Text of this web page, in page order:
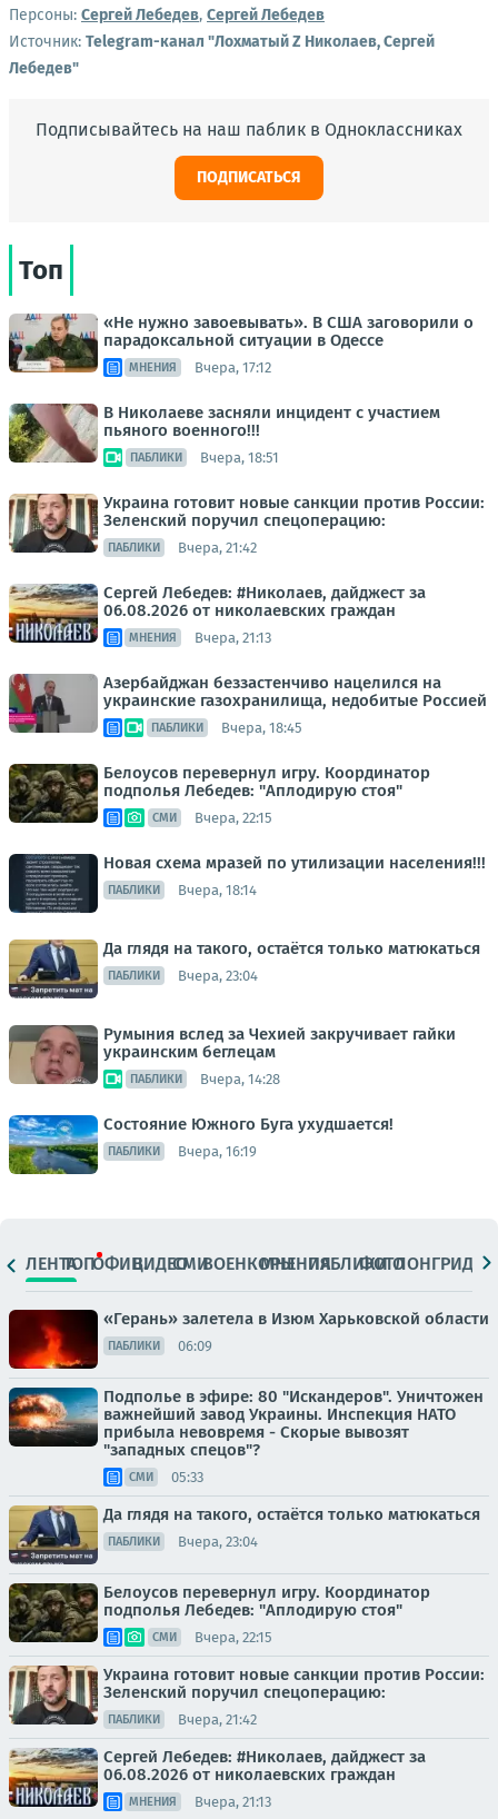
Персоны: Сергей Лебедев, Сергей Лебедев
Источник: Telegram-канал "Лохматый Z Николаев, Сергей
Лебедев"
Подписывайтесь на наш паблик в Одноклассниках
ПОДПИСАТЬСЯ
Топ
«Не нужно завоевывать». В США заговорили о
парадоксальной ситуации в Одессе
МНЕНИЯ Вчера, 17:12
В Николаеве засняли инцидент с участием
пьяного военного!!!
ПАБЛИКИ Вчера, 18:51
Украина готовит новые санкции против России:
Зеленский поручил спецоперацию:
ПАБЛИКИ Вчера, 21:42
Сергей Лебедев: #Николаев, дайджест за
06.08.2026 от николаевских граждан
МНЕНИЯ Вчера, 21:13
Азербайджан беззастенчиво нацелился на
украинские газохранилища, недобитые Россией
ПАБЛИКИ Вчера, 18:45
Белоусов перевернул игру. Координатор
подполья Лебедев: "Аплодирую стоя"
СМИ Вчера, 22:15
Новая схема мразей по утилизации населения!!!
ПАБЛИКИ Вчера, 18:14
Да глядя на такого, остаётся только матюкаться
ПАБЛИКИ Вчера, 23:04
Румыния вслед за Чехией закручивает гайки
украинским беглецам
ПАБЛИКИ Вчера, 14:28
Состояние Южного Буга ухудшается!
ПАБЛИКИ Вчера, 16:19
ЛЕНТАТОПОФИЦ.ВИДЕОСМИВОЕНКОРЫМНЕНИЯПАБЛИКИ
ФОТОЛОНГРИДЫ
«Герань» залетела в Изюм Харьковской области
ПАБЛИКИ 06:09
Подполье в эфире: 80 "Искандеров". Уничтожен
важнейший завод Украины. Инспекция НАТО
прибыла невовремя - Скорые вывозят
"западных спецов"?
СМИ 05:33
Да глядя на такого, остаётся только матюкаться
ПАБЛИКИ Вчера, 23:04
Белоусов перевернул игру. Координатор
подполья Лебедев: "Аплодирую стоя"
СМИ Вчера, 22:15
Украина готовит новые санкции против России:
Зеленский поручил спецоперацию:
ПАБЛИКИ Вчера, 21:42
Сергей Лебедев: #Николаев, дайджест за
06.08.2026 от николаевских граждан
МНЕНИЯ Вчера, 21:13